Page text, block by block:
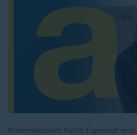
Krisenreporterin Katrin Eigendorf